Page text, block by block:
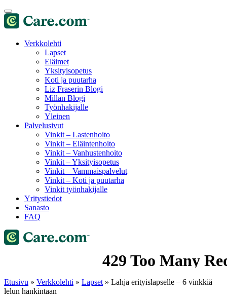
Verkkolehti
Lapset
Eläimet
Yksityisopetus
Koti ja puutarha
Liz Fraserin Blogi
Millan Blogi
Työnhakijalle
Yleinen
Palvelusivut
Vinkit – Lastenhoito
Vinkit – Eläintenhoito
Vinkit – Vanhustenhoito
Vinkit – Yksityisopetus
Vinkit – Vammaispalvelut
Vinkit – Koti ja puutarha
Vinkit työnhakijalle
Yritystiedot
Sanasto
FAQ
Etusivu » Verkkolehti » Lapset » Lahja erityislapselle – 6 vinkkiä
lelun hankintaan